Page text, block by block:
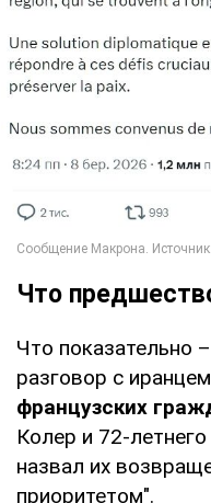
Что
Что показательно
разговор с
французских
Колер и 72-
назвал их
приоритетом".